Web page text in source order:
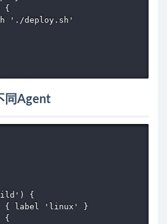
{
'./deploy.sh'
同Agent
{
{ label 'linux' }
{